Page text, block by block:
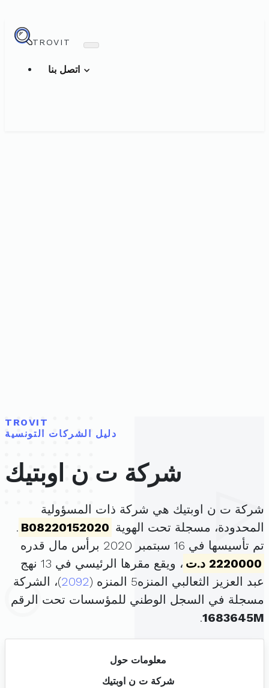
TROVIT
TROVIT
دليل الشركات التونسية
شركة ت ن اوبتيك
شركة ت ن اوبتيك هي شركة ذات المسؤولية
المحدودة، مسجلة تحت الهوية B08220152020
.
تم تأسيسها في 16 سبتمبر 2020 برأس مال قدره
2220000 د.ت
، ويقع مقرها الرئيسي في 13 نهج
عبد العزيز الثعالبي المنزه5 المنزه (
2092)، الشركة
مسجلة في السجل الوطني للمؤسسات تحت الرقم
1683645M
.
معلومات حول
شركة ت ن اوبتيك